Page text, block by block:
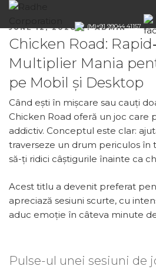
Skip
(M)+91 99044 41157
RADHE
CORPORATION
Event Decor
Company
POSTED
ON
JUNE 12, 2026BYADMIN
Chicken Road:
Multiplier Mania
pe Mobil și Desktop
Când ești în mișcare sau cauți
Chicken Road oferă un joc care
addictiv. Conceptul este clar:
traverseze un drum periculos în
să-ți ridici câștigurile înainte ca
Acest titlu a devenit preferat
apreciază sesiuni scurte, cu
aduc emoție în câteva minute
Pulse-ul unei sesiuni de